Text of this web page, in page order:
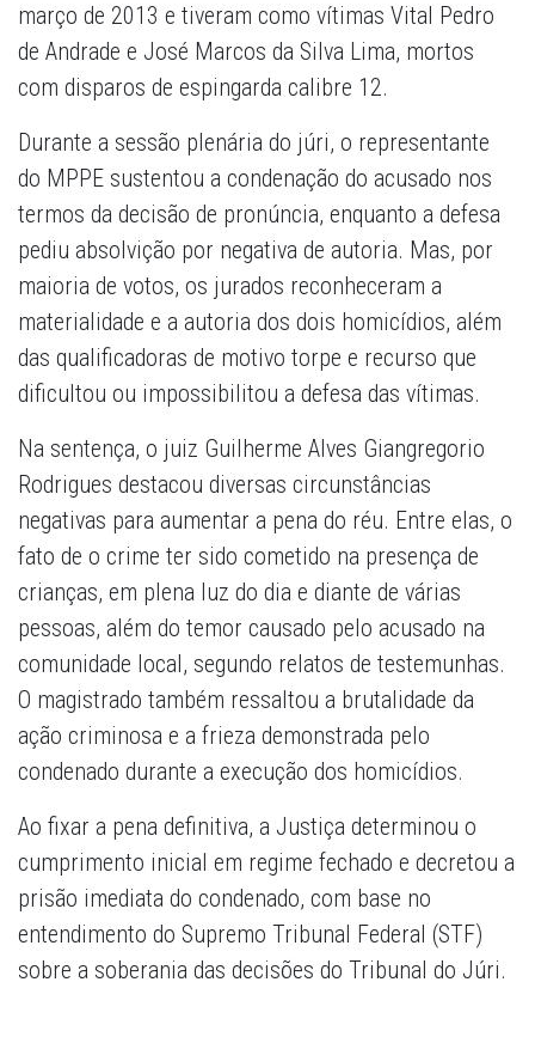
março de 2013 e tiveram como vítimas Vital Pedro
de Andrade e José Marcos da Silva Lima, mortos
com disparos de espingarda calibre 12.
Durante a sessão plenária do júri, o representante
do MPPE sustentou a condenação do acusado nos
termos da decisão de pronúncia, enquanto a defesa
pediu absolvição por negativa de autoria. Mas, por
maioria de votos, os jurados reconheceram a
materialidade e a autoria dos dois homicídios, além
das qualificadoras de motivo torpe e recurso que
dificultou ou impossibilitou a defesa das vítimas.
Na sentença, o juiz Guilherme Alves Giangregorio
Rodrigues destacou diversas circunstâncias
negativas para aumentar a pena do réu. Entre elas, o
fato de o crime ter sido cometido na presença de
crianças, em plena luz do dia e diante de várias
pessoas, além do temor causado pelo acusado na
comunidade local, segundo relatos de testemunhas.
O magistrado também ressaltou a brutalidade da
ação criminosa e a frieza demonstrada pelo
condenado durante a execução dos homicídios.
Ao fixar a pena definitiva, a Justiça determinou o
cumprimento inicial em regime fechado e decretou a
prisão imediata do condenado, com base no
entendimento do Supremo Tribunal Federal (STF)
sobre a soberania das decisões do Tribunal do Júri.